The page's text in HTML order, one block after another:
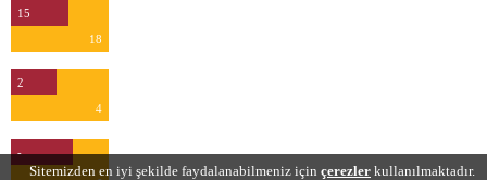
15
18
2
4
-
Sitemizden en iyi şekilde faydalanabilmeniz için çerezler kullanılmaktadır.